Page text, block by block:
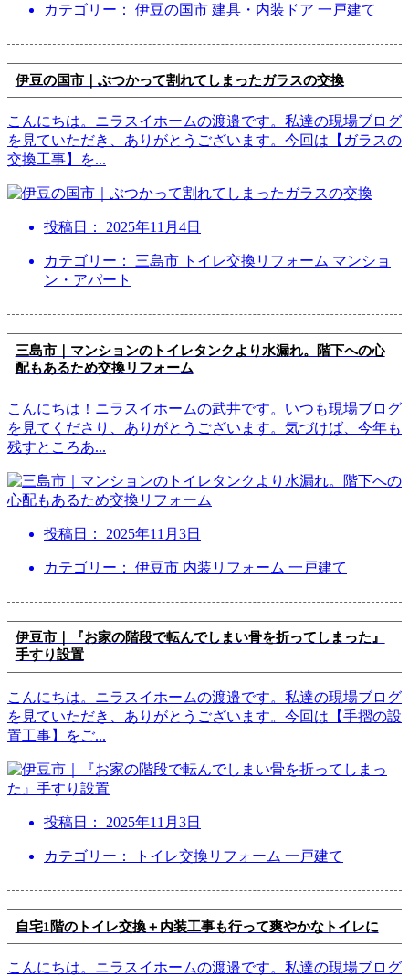
カテゴリー： 伊豆の国市 建具・内装ドア 一戸建て
伊豆の国市｜ぶつかって割れてしまったガラスの交換
こんにちは。ニラスイホームの渡邉です。私達の現場ブログ
を見ていただき、ありがとうございます。今回は【ガラスの
交換工事】を...
投稿日： 2025年11月4日
カテゴリー： 三島市 トイレ交換リフォーム マンショ
ン・アパート
三島市｜マンションのトイレタンクより水漏れ。階下への心
配もあるため交換リフォーム
こんにちは！ニラスイホームの武井です。いつも現場ブログ
を見てくださり、ありがとうございます。気づけば、今年も
残すところあ...
投稿日： 2025年11月3日
カテゴリー： 伊豆市 内装リフォーム 一戸建て
伊豆市｜『お家の階段で転んでしまい骨を折ってしまった』
手すり設置
こんにちは。ニラスイホームの渡邉です。私達の現場ブログ
を見ていただき、ありがとうございます。今回は【手摺の設
置工事】をご...
投稿日： 2025年11月3日
カテゴリー： トイレ交換リフォーム 一戸建て
自宅1階のトイレ交換＋内装工事も行って爽やかなトイレに
こんにちは。ニラスイホームの渡邉です。私達の現場ブログ